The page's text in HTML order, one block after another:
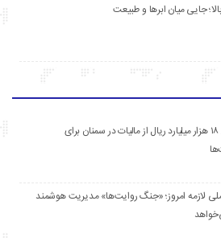
جایی میان ابرها و طبیعت
تخصیص ۱۸ هزار میلیارد ریال از مالیات در سمنان برای
لازمه امروز؛ «جنگ روایت‌ها» مدیریت هوشمند